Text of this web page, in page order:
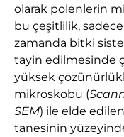
olarak polenlerin
bu çeşitlilik,
zamanda bitki
tayin edilmesinde
yüksek
mikroskobu (
SEM) ile elde
tanesinin